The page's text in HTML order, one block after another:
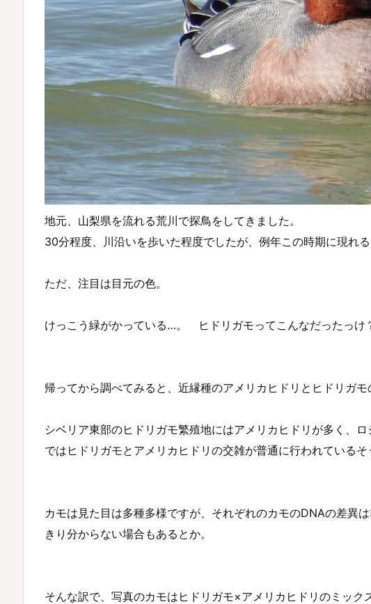
地元、山梨県を流れる荒川で探鳥をしてきました。
30分程度、川沿いを歩いた程度でしたが、例年この時期に現れ
ただ、注目は目元の色。
けっこう緑がかっている…。 ヒドリガモってこんなだったっけ
帰ってから調べてみると、近縁種のアメリカヒドリとヒドリガ
シベリア東部のヒドリガモ繁殖地にはアメリカヒドリが多く、
ではヒドリガモとアメリカヒドリの交雑が普通に行われているそ
カモは見た目は多種多様ですが、それぞれのカモのDNAの差異
きり分からない場合もあるとか。
そんな訳で、写真のカモはヒドリガモ×アメリカヒドリのミック